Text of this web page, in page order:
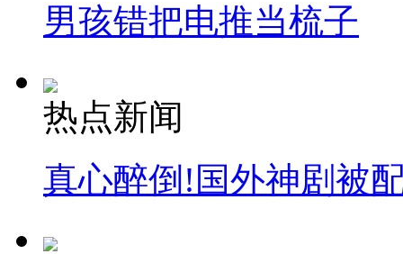
男孩错把电推当梳子
热点新闻
真心醉倒!国外神剧被